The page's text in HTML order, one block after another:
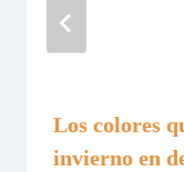
Los colores
invierno en